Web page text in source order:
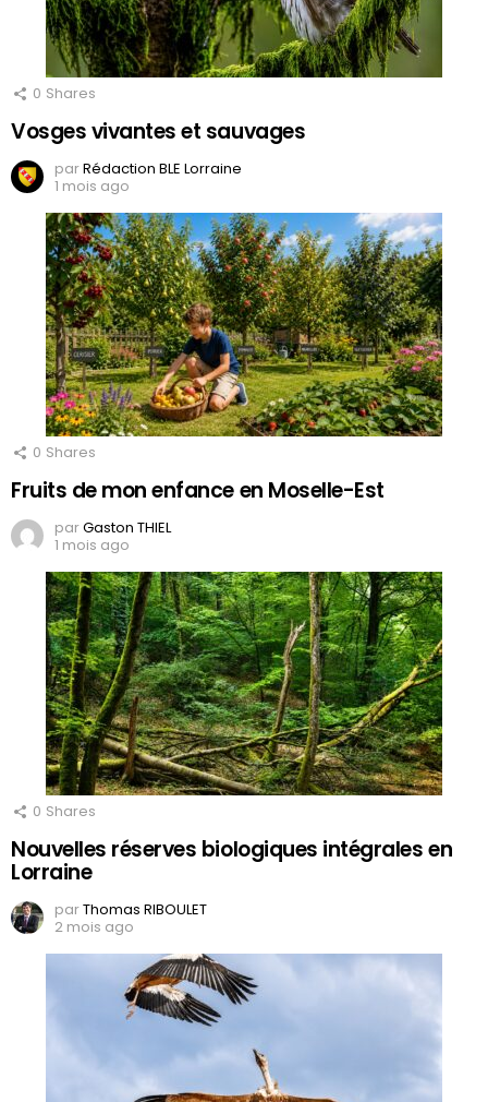
0 Shares
Vosges vivantes et sauvages
parRédaction BLE Lorraine
1 mois ago
0 Shares
Fruits de mon enfance en Moselle-Est
parGaston THIEL
1 mois ago
0 Shares
Nouvelles réserves biologiques intégrales en
Lorraine
parThomas RIBOULET
2 mois ago